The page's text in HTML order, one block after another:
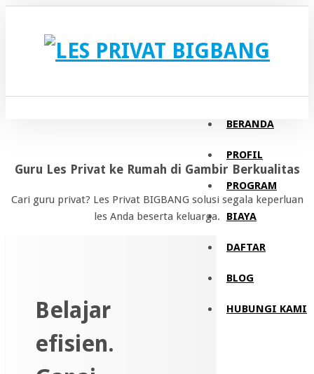
BERANDA
PROFIL
PROGRAM
BIAYA
DAFTAR
BLOG
HUBUNGI KAMI
Guru Les Privat ke Rumah di Gambir Berkualitas
Cari guru privat? Les Privat BIGBANG solusi segala keperluan
les Anda beserta keluarga.
Belajar
efisien.